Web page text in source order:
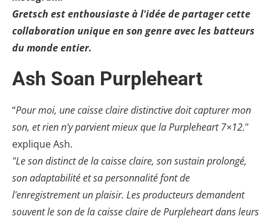
Gretsch est enthousiaste à l'idée de partager cette
collaboration unique en son genre avec les batteurs
du monde entier.
Ash Soan Purpleheart
“Pour moi, une caisse claire distinctive doit capturer mon
son, et rien n'y parvient mieux que la Purpleheart 7×12."
explique Ash.
"Le son distinct de la caisse claire, son sustain prolongé,
son adaptabilité et sa personnalité font de
l'enregistrement un plaisir. Les producteurs demandent
souvent le son de la caisse claire de Purpleheart dans leurs